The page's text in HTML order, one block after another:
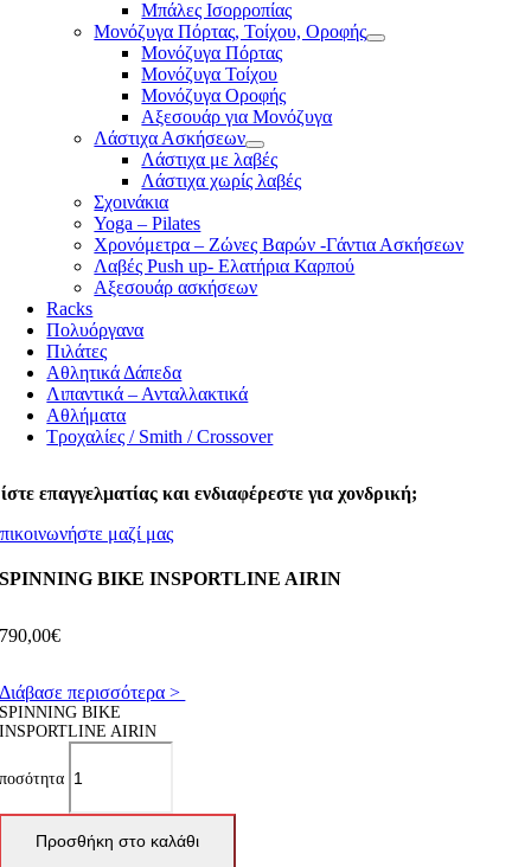
Μπάλες Ισορροπίας
Μονόζυγα Πόρτας, Τοίχου, Οροφής
Μονόζυγα Πόρτας
Μονόζυγα Τοίχου
Μονόζυγα Οροφής
Αξεσουάρ για Μονόζυγα
Λάστιχα Ασκήσεων
Λάστιχα με λαβές
Λάστιχα χωρίς λαβές
Σχοινάκια
Yoga – Pilates
Χρονόμετρα – Ζώνες Βαρών -Γάντια Ασκήσεων
Λαβές Push up- Ελατήρια Καρπού
Αξεσουάρ ασκήσεων
Racks
Πολυόργανα
Πιλάτες
Αθλητικά Δάπεδα
Λιπαντικά – Ανταλλακτικά
Αθλήματα
Τροχαλίες / Smith / Crossover
επαγγελματίας και ενδιαφέρεστε για χονδρική;
μαζί μας
SPINNING BIKE INSPORTLINE AIRIN
790,00€
Διάβασε περισσότερα >
SPINNING BIKE
INSPORTLINE AIRIN
ποσότητα
Προσθήκη στο καλάθι